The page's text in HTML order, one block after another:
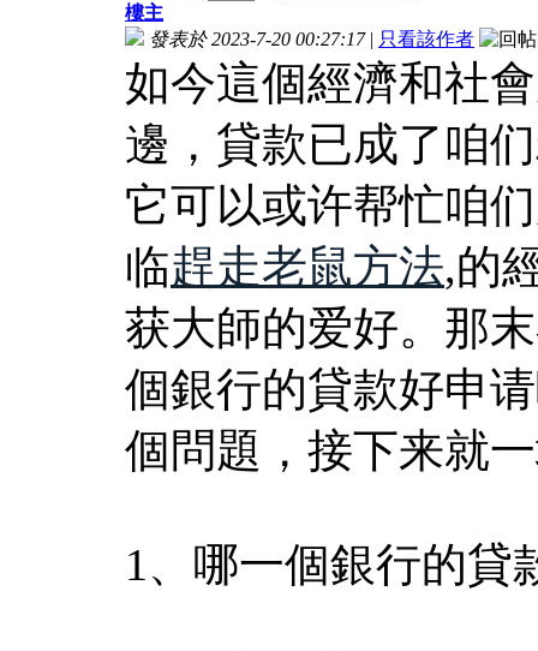
樓主
發表於 2023-7-20 00:27:17 | 只看該作者
如今這個經濟和社
邊，貸款已成了咱
它可以或许帮忙咱
临趕走老鼠方法,的
获大師的爱好。那
個銀行的貸款好申
個問題，接下来就
1、哪一個銀行的貸